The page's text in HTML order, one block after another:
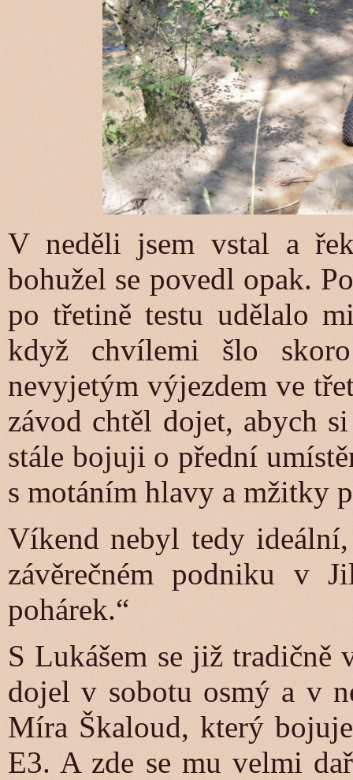
V neděli jsem vstal a
bohužel se povedl opak.
po třetině testu udělalo
když chvílemi šlo
nevyjetým výjezdem ve
závod chtěl dojet, abych
stále bojuji o přední
s motáním hlavy a mžitky
Víkend nebyl tedy
závěrečném podniku v
pohárek.“
S Lukášem se již tradičně
dojel v sobotu osmý a v
Míra Škaloud, který
E3. A zde se mu velmi